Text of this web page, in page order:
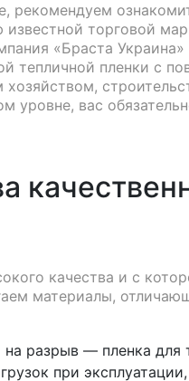
рекомендуем
торговой
«Браста
тепличной пленки с
уровне, вас
качества и с
материалы,
разрыв — пленка для
при